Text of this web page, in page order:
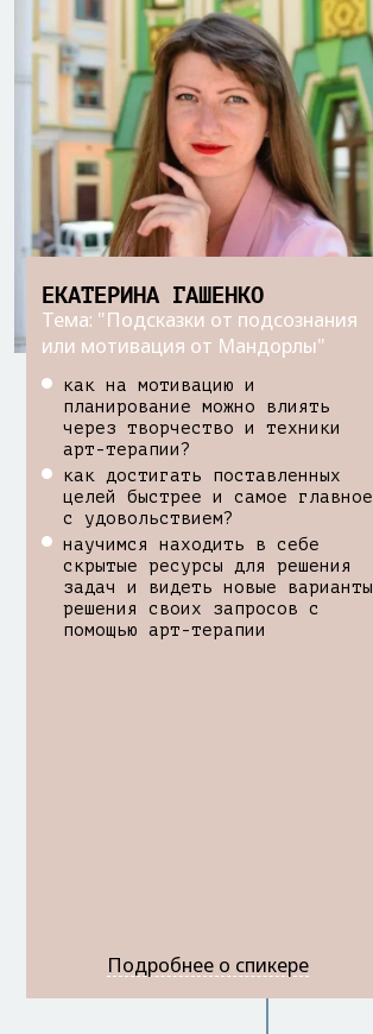
ЕКАТЕРИНА ГАШЕНКО
Тема: "Подсказки от подсознания
или мотивация от Мандорлы"
как на мотивацию и
планирование можно влиять
через творчество и техники
арт-терапии?
как достигать поставленных
целей быстрее и самое главное
с удовольствием?
научимся находить в себе
скрытые ресурсы для решения
задач и видеть новые варианты
решения своих запросов с
помощью арт-терапии